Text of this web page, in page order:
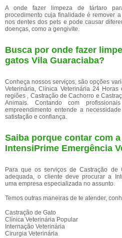
A onde fazer limpeza de tártaro
procedimento cuja finalidade é remover
nos dentes dos pets e pode causar
doenças, como a gengivite.
Busca por onde fazer
gatos Vila Guaraciaba?
Conheça nossos serviços, são opções
Veterinária, Clínica Veterinária 24
regiões , Castração de Cachorro e
Animais. Contando com
empreendimento entende a
satisfação e confiança.
Saiba porque contar com
IntensiPrime Emergência
Para que os serviços de Castração de
adequada, o cliente deve procurar a
uma empresa especializada no assunto.
Temos outras maneiras de te atender,
Castração de Gato
Clínica Veterinária Popular
Internação Veterinária
Cirurgia Veterinária